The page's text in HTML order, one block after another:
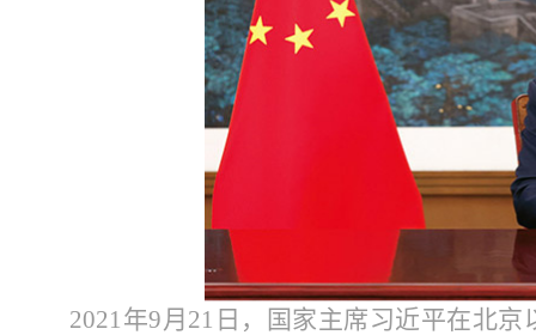
2021年9月21日，国家主席习近平在北